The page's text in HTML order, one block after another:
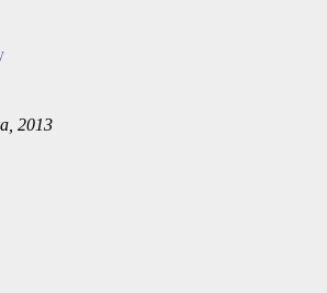
2013